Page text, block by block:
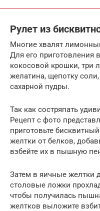
Рулет из
Многие хвалят
Для его приготовления
кокосовой крошки, три
желатина, щепотку соли,
сахарной пудры.
Так как состряпать
Рецепт с фото
приготовьте
желтки от белков,
взбейте их в пышную
Затем в яичные желтки
столовые ложки
чтобы получилась
желтков выложите